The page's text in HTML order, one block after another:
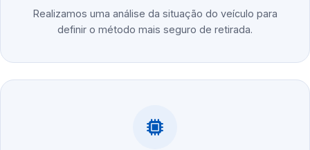
Realizamos uma análise da situação do veículo para
definir o método mais seguro de retirada.